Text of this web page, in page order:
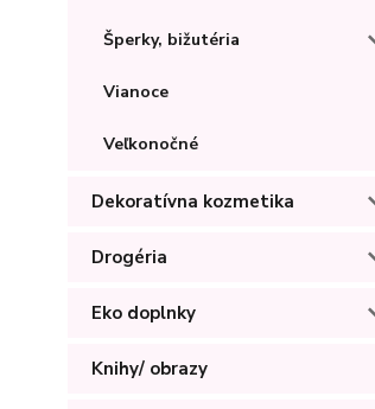
Šperky, bižutéria
Vianoce
Veľkonočné
Dekoratívna kozmetika
Drogéria
Eko doplnky
Knihy/ obrazy